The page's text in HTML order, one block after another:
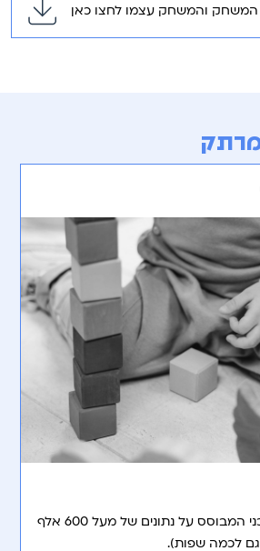
המשחק והמשחק עצמו לחצו כאן
סולם התפתחותי עדכני המבוסס על נתונים של מעל 600 אלף
לכמה שפות).